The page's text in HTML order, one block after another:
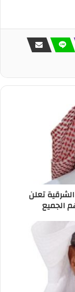
تعلن
الجميع